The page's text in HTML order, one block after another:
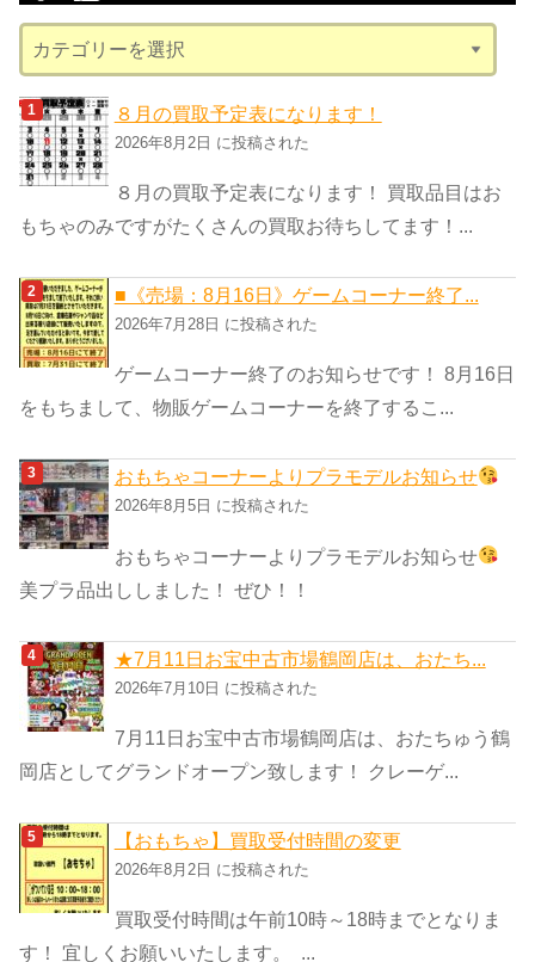
ブ
テ
ゴ
リ
ー
８月の買取予定表になります！
2026年8月2日 に投稿された
８月の買取予定表になります！ 買取品目はお
もちゃのみですがたくさんの買取お待ちしてます！...
■《売場：8月16日》ゲームコーナー終了...
2026年7月28日 に投稿された
ゲームコーナー終了のお知らせです！ 8月16日
をもちまして、物販ゲームコーナーを終了するこ...
おもちゃコーナーよりプラモデルお知らせ
2026年8月5日 に投稿された
おもちゃコーナーよりプラモデルお知らせ
美プラ品出ししました！ ぜひ！！
★7月11日お宝中古市場鶴岡店は、おたち...
2026年7月10日 に投稿された
7月11日お宝中古市場鶴岡店は、おたちゅう鶴
岡店としてグランドオープン致します！ クレーゲ...
【おもちゃ】買取受付時間の変更
2026年8月2日 に投稿された
買取受付時間は午前10時～18時までとなりま
す！ 宜しくお願いいたします。 ...